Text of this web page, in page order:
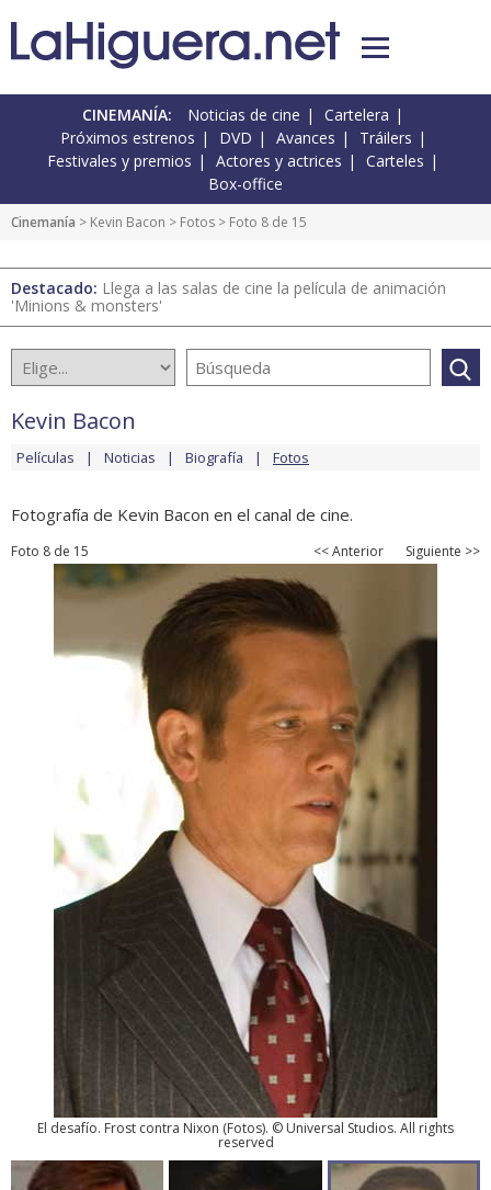
CINEMANÍA: Noticias de cine
Cartelera
Próximos estrenos
DVD Avances
Tráilers
Festivales y premios
Actores y actrices
Carteles
Box-office
Cinemanía > Kevin Bacon > Fotos > Foto 8 de 15
Destacado: Llega a las salas de cine la película de animación
'Minions & monsters'
Kevin Bacon
Películas Noticias Biografía Fotos
Fotografía de Kevin Bacon en el canal de cine.
Foto 8 de 15 << Anterior Siguiente >>
El desafío. Frost contra Nixon (Fotos). © Universal Studios. All rights
reserved